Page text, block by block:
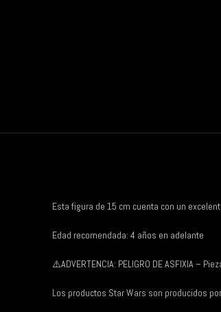
Esta figura de 15 cm cuenta con un
Edad recomendada: 4 años en adelante
⚠️ADVERTENCIA: PELIGRO DE ASFIXIA –
Los productos Star Wars son producidos